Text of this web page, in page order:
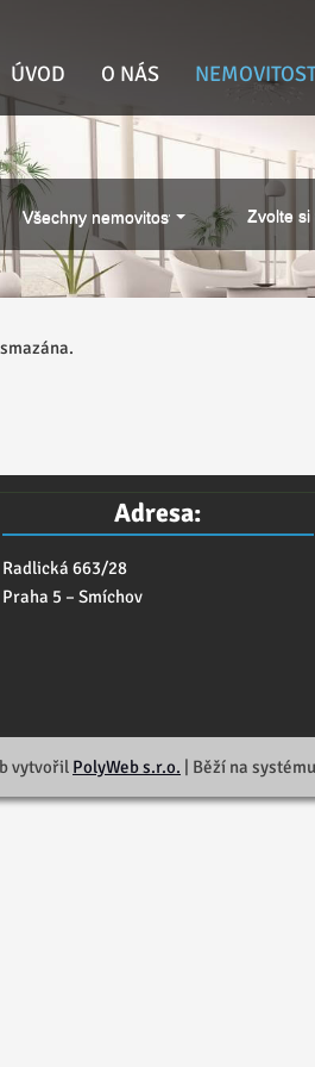
ÚVOD O NÁS
Všechny nemovitosti Zvolte si
Adresa:
Radlická 663/28
Praha 5 – Smíchov
vytvořil PolyWeb s.r.o. | Běží na systému